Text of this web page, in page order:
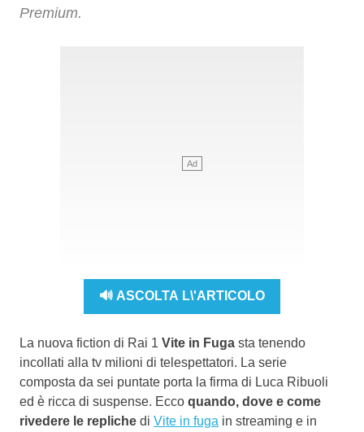
Premium.
🔊 ASCOLTA L\'ARTICOLO
La nuova fiction di Rai 1 Vite in Fuga sta tenendo
incollati alla tv milioni di telespettatori. La serie
composta da sei puntate porta la firma di Luca Ribuoli
ed è ricca di suspense. Ecco quando, dove e come
rivedere le repliche di Vite in fuga in streaming e in